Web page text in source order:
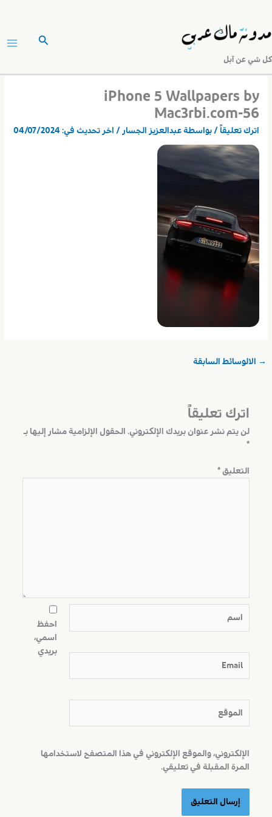
إلى
كل شي عن آبل
البحث
iPhone 5 Wallpapers by
Mac3rbi.com-56
اترك تعليقاً / بواسطة عبدالعزيز الجسار/ اخر تحديث في: 04/07/2024
→ الالوسائط السابقة
اترك تعليقاً
لن يتم نشر عنوان بريدك الإلكتروني. الحقول الإلزامية مشار إليها بـ
*
التعليق *
احفظ
اسمي،
بريدي
الإلكتروني، والموقع الإلكتروني في هذا المتصفح لاستخدامها
المرة المقبلة في تعليقي.